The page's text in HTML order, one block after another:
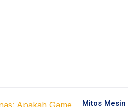
Mitos Mesin